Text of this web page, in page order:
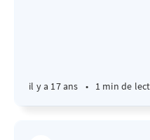
il y a 17 ans • 1 min de